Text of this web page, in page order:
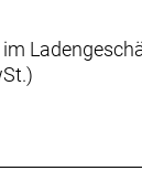
und
ein